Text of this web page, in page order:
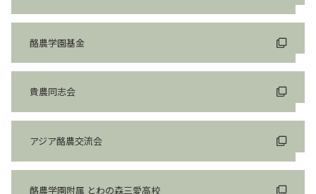
酪農学園基金
貴農同志会
アジア酪農交流会
酪農学園附属 とわの森三愛⾼校